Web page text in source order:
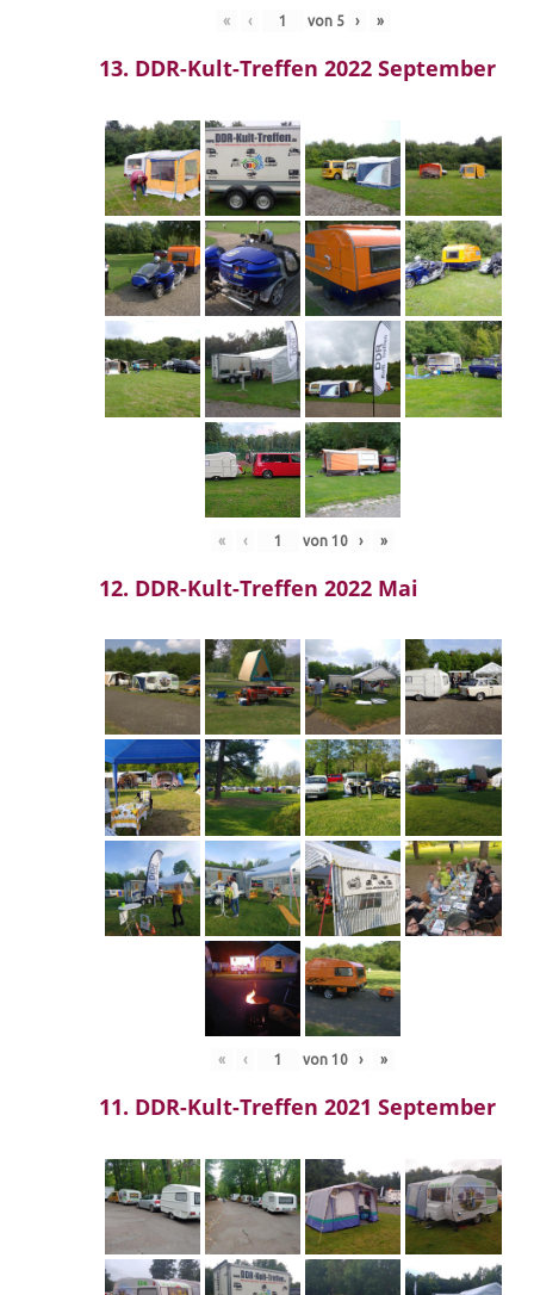
« ‹ von 5 › »
13. DDR-Kult-Treffen 2022 September
« ‹ von 10 › »
12. DDR-Kult-Treffen 2022 Mai
« ‹ von 10 › »
11. DDR-Kult-Treffen 2021 September